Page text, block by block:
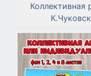
Коллективная